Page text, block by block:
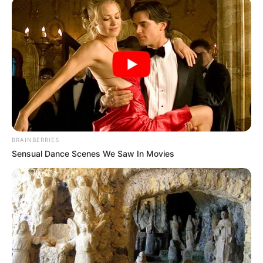
τα οποία δυστυχώς δεν κατάφερε να
ξεπεράσει.
Η είδηση του θανάτου του σκόρπισε βαθιά
θλίψη στην οικογένεια, στους συναδέλφους
και στους πολλούς φίλους του, που μιλούν
για έναν άνθρωπο με καλοσύνη, ήθος και
ανεξάντλητη διάθεση προσφοράς.
Η Χαλκίδα αποχαιρετά έναν συμπολίτη που
επαγγελματικό του ρόλο και άφησε πίσω του
το αποτύπωμα μιας ζωής γεμάτης ανθρωπιά
και σεβασμό.
Θερμά συλλυπητήρια στους οικείους του.
BRAINBERRIES
Sensual Dance Scenes We Saw In Movies